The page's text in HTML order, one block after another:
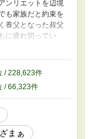
ンリエットを辺境
も家族だと約束を
養父となった叔父
に疲れ切ってい
何もかもが嫌にな
/ 228,623件
/ 66,323件
ざまぁ